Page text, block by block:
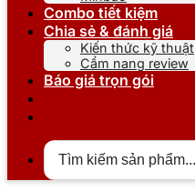
Combo tiết kiệm
Chia sẻ & đánh giá
Kiến thức kỹ thuật
Cẩm nang review
Báo giá trọn gói